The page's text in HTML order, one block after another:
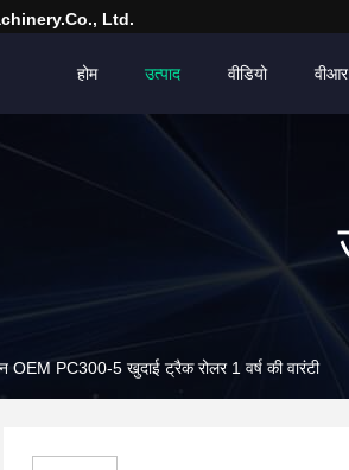
Ltd.
होम उत्पाद वीडियो वीआर
OEM PC300-5 खुदाई ट्रैक रोलर 1 वर्ष की वारंटी